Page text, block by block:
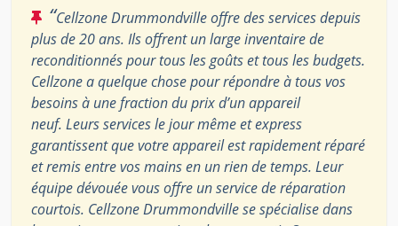
“Cellzone Drummondville offre des services depuis
plus de 20 ans. Ils offrent un large inventaire de
reconditionnés pour tous les goûts et tous les budgets.
Cellzone a quelque chose pour répondre à tous vos
besoins à une fraction du prix d’un appareil
neuf. Leurs services le jour même et express
garantissent que votre appareil est rapidement réparé
et remis entre vos mains en un rien de temps. Leur
équipe dévouée vous offre un service de réparation
courtois. Cellzone Drummondville se spécialise dans